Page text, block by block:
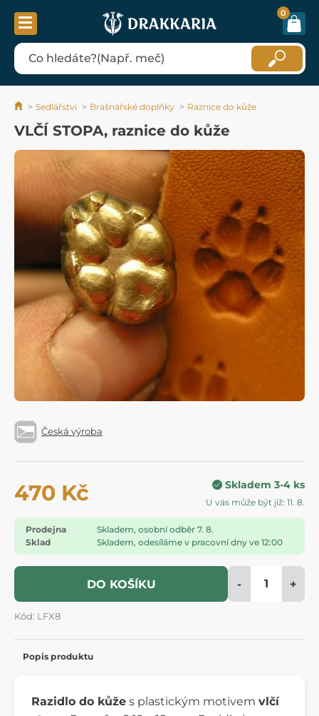
0
Sedlářství Brašnářské doplňky Raznice do kůže
VLČÍ STOPA, raznice do kůže
Česká výroba
470 Kč Skladem 3-4 ks
U vás může být již: 11. 8.
Prodejna
Skladem, osobní odběr 7. 8.
Sklad
Skladem, odesíláme v pracovní dny ve 12:00
DO KOŠÍKU - +
Kód: LFX8
Popis produktu
Razidlo do kůže s plastickým motivem vlčí